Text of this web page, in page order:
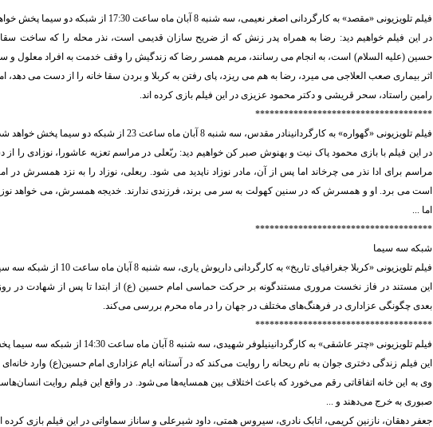
فیلم تلویزیونی «مقصد» به کارگردانی اصغر نعیمی، سه شنبه 8 آبان ماه ساعت 17:30 از شبکه دو سیما پخش خواهد شد.
در این فیلم خواهیم دید: رضا به همراه پدر زنش که از ضریح سازان قدیمی است، نذر محله را که ساخت
حسین (علیه السلام) است، به انجام می رسانند، مریم همسر رضا که زندگیش را وقف خدمت به افراد معلول و
اثر بیماری صعب العلاجی می میرد، رضا به هم می ریزد، پای رفتن به کربلا و بردن سقا خانه را از دست می دهد،
رامین راستاد، سحر قریشی و دکتر محمود عزیزی در این فیلم بازی کرده اند.
*************************************
فیلم تلویزیونی «گهواره» به کارگردانینادر مقدس، سه شنبه 8 آبان ماه ساعت 23 از شبکه دو سیما پخش خواهد شد.
در این فیلم با بازی محمود پاک نیت و بهنوش صبر کن خواهیم دید: ربّعلی در مراسم تعزیه عاشورا، نوزادی را
مراسم برای ادا نذر می چرخاند اما پس از آن، مادر نوزاد ناپدید می شود. ربعلی، نوزاد را به نزد همسرش در
است می برد. او و همسرش که در سنین کهولت به سر می برند، فرزندی ندارند. خدیجه همسرش، می خواهد نوزاد
اما ...
*************************************
شبکه سه سیما
فیلم تلویزیونی «کربلا جغرافیای تاریخ» به کارگردانی داریوش یاری، سه شنبه 8 آبان ماه ساعت 10 از شبکه سه سیما پخش می‌شود.
این مستند در فاز نخست مروری مستندگونه بر حرکت حماسی امام حسین (ع) از ابتدا تا پس از شهادت در روز
بعدی چگونگی عزاداری در فرهنگ‌های مختلف در جهان را در ماه محرم بررسی می‌کند.
*************************************
فیلم تلویزیونی «چتر عاشقی» به کارگردانینیلوفر شهیدی، سه شنبه 8 آبان ماه ساعت 14:30 از شبکه سه سیما پخش خواهد شد.
این فیلم زندگی دختری جوان به نام ریحانه را روایت می‌کند که در آستانه ایام عزاداری امام حسین(ع) وارد
وی به این خانه اتفاقاتی رقم می‌خورد که باعث اختلاف بین همسایه‌ها می‌ شود. در واقع این فیلم روایت
صبوری به خرج می‌دهند و ...
جعفر دهقان، نازنین کریمی، اتابک نادری، سیروس همتی، داود شیرعلی و ساناز سماواتی در این فیلم بازی کرده